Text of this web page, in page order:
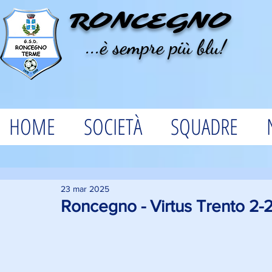
RONCEGNO
...è sempre più blu!
HOME SOCIETÀ SQUADRE
Roncegno - Virtus Trento
23 mar 2025